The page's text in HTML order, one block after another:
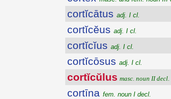
cortĭcātus adj. I cl.
cortĭcĕus adj. I cl.
cortĭcĭus adj. I cl.
cortĭcōsus adj. I cl.
cortĭcŭlus masc. noun II decl.
cortīna fem. noun I decl.